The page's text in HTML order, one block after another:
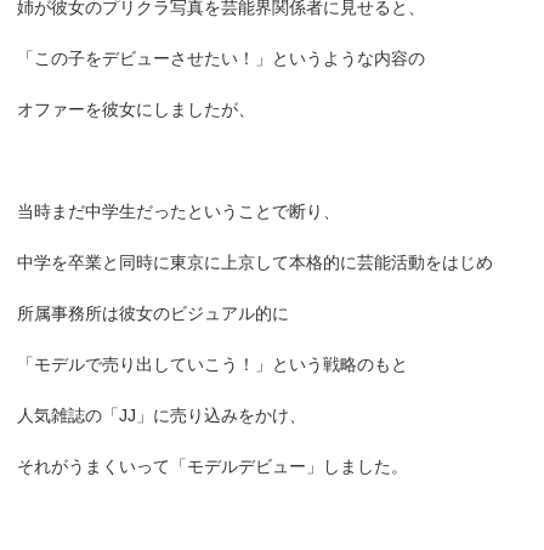
姉が彼女のプリクラ写真を芸能界関係者に見せると、
「この子をデビューさせたい！」というような内容の
オファーを彼女にしましたが、
当時まだ中学生だったということで断り、
中学を卒業と同時に東京に上京して本格的に芸能活動をはじめ
所属事務所は彼女のビジュアル的に
「モデルで売り出していこう！」という戦略のもと
人気雑誌の「JJ」に売り込みをかけ、
それがうまくいって「モデルデビュー」しました。